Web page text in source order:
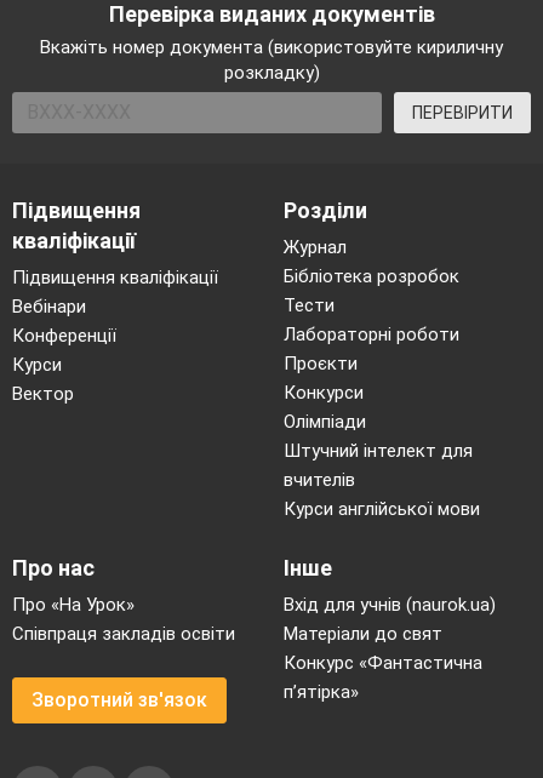
Перевірка виданих документів
Вкажіть номер документа (використовуйте кириличну
розкладку)
ПЕРЕВІРИТИ
Підвищення
кваліфікації
Підвищення кваліфікації
Вебінари
Конференції
Курси
Вектор
Розділи
Журнал
Бібліотека розробок
Тести
Лабораторні роботи
Проєкти
Конкурси
Олімпіади
Штучний інтелект для
вчителів
Курси англійської мови
Про нас
Про «На Урок»
Співпраця закладів освіти
Зворотний зв'язок
Інше
Вхід для учнів (naurok.ua)
Матеріали до свят
Конкурс «Фантастична
п’ятірка»